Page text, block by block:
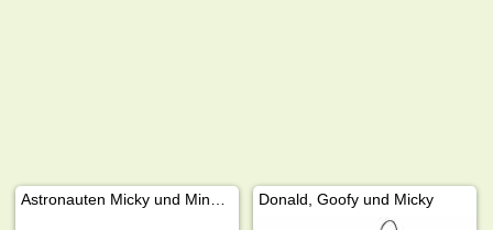
Donald, Goofy und Micky